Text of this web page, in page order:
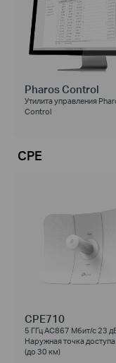
Pharos Control
Утилита управления
Control
CPE
CPE710
5 ГГц AC867 Мбит/с 23
Наружная точка доступа
(до 30 км)